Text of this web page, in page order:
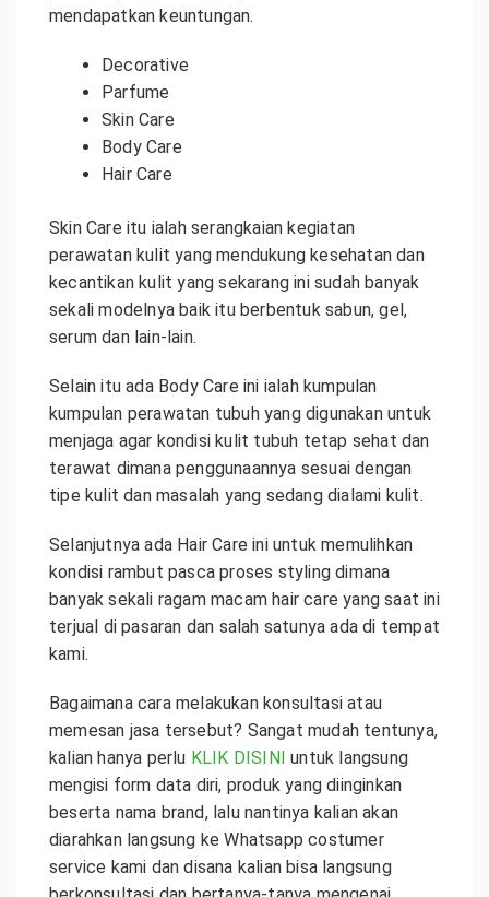
mendapatkan keuntungan.
Decorative
Parfume
Skin Care
Body Care
Hair Care
Skin Care itu ialah serangkaian kegiatan
perawatan kulit yang mendukung kesehatan dan
kecantikan kulit yang sekarang ini sudah banyak
sekali modelnya baik itu berbentuk sabun, gel,
serum dan lain-lain.
Selain itu ada Body Care ini ialah kumpulan
kumpulan perawatan tubuh yang digunakan untuk
menjaga agar kondisi kulit tubuh tetap sehat dan
terawat dimana penggunaannya sesuai dengan
tipe kulit dan masalah yang sedang dialami kulit.
Selanjutnya ada Hair Care ini untuk memulihkan
kondisi rambut pasca proses styling dimana
banyak sekali ragam macam hair care yang saat ini
terjual di pasaran dan salah satunya ada di tempat
kami.
Bagaimana cara melakukan konsultasi atau
memesan jasa tersebut? Sangat mudah tentunya,
kalian hanya perlu KLIK DISINI untuk langsung
mengisi form data diri, produk yang diinginkan
beserta nama brand, lalu nantinya kalian akan
diarahkan langsung ke Whatsapp costumer
service kami dan disana kalian bisa langsung